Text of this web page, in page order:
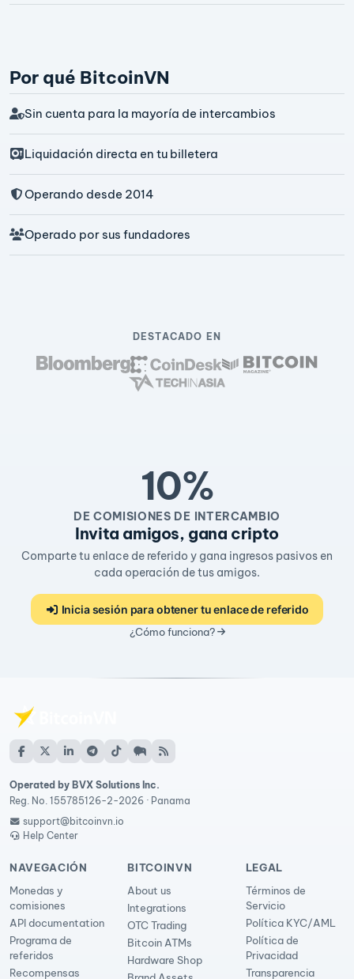
Por qué BitcoinVN
Sin cuenta para la mayoría de intercambios
Liquidación directa en tu billetera
Operando desde 2014
Operado por sus fundadores
DESTACADO EN
10%
DE COMISIONES DE INTERCAMBIO
Invita amigos, gana cripto
Comparte tu enlace de referido y gana ingresos pasivos en
cada operación de tus amigos.
Inicia sesión para obtener tu enlace de referido
¿Cómo funciona?
Operated by BVX Solutions Inc.
Reg. No. 155785126-2-2026 · Panama
support@bitcoinvn.io
Help Center
NAVEGACIÓN
Monedas y
comisiones
API documentation
Programa de
referidos
Recompensas
BITCOINVN
About us
Integrations
OTC Trading
Bitcoin ATMs
Hardware Shop
LEGAL
Términos de
Servicio
Política KYC/AML
Política de
Privacidad
Transparencia